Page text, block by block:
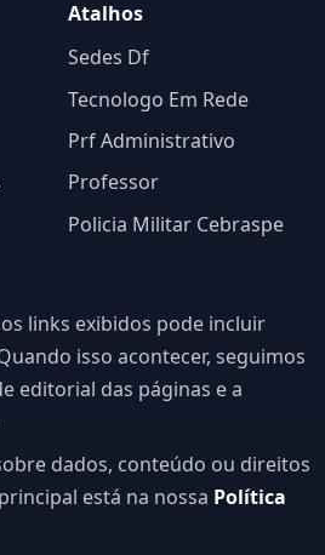
Atalhos
Sedes Df
Tecnologo Em Rede
Prf Administrativo
Professor
Policia Militar Cebraspe
links exibidos pode incluir
isso acontecer, seguimos
editorial das páginas e a
dados, conteúdo ou direitos
está na nossa Política